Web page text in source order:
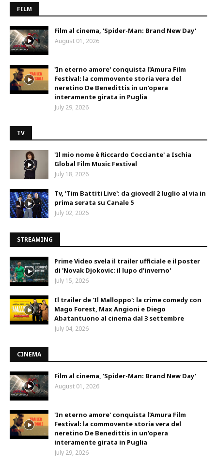
FILM
Film al cinema, 'Spider-Man: Brand New Day'
August 01, 2026
'In eterno amore' conquista l'Amura Film
Festival: la commovente storia vera del
neretino De Benedittis in un'opera
interamente girata in Puglia
July 29, 2026
TV
'Il mio nome è Riccardo Cocciante' a Ischia
Global Film Music Festival
July 18, 2026
Tv, 'Tim Battiti Live': da giovedì 2 luglio al via in
prima serata su Canale 5
July 02, 2026
STREAMING
Prime Video svela il trailer ufficiale e il poster
di 'Novak Djokovic: il lupo d'inverno'
July 15, 2026
Il trailer de 'Il Malloppo': la crime comedy con
Mago Forest, Max Angioni e Diego
Abatantuono al cinema dal 3 settembre
July 04, 2026
CINEMA
Film al cinema, 'Spider-Man: Brand New Day'
August 01, 2026
'In eterno amore' conquista l'Amura Film
Festival: la commovente storia vera del
neretino De Benedittis in un'opera
interamente girata in Puglia
July 29, 2026